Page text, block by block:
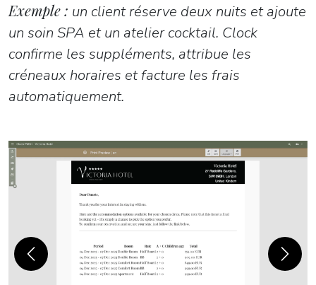
Exemple : un client réserve deux nuits et ajoute
un soin SPA et un atelier cocktail. Clock
confirme les suppléments, attribue les
créneaux horaires et facture les frais
automatiquement.
Previous Next